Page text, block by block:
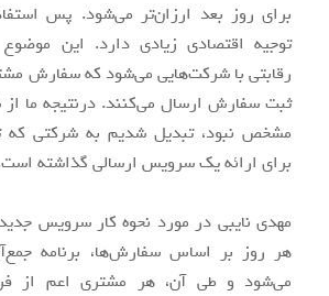
برای روز بعد ارزان‌تر می‌شود. پس
توجیه اقتصادی زیادی دارد. این
رقابتی با شرکت‌هایی می‌شود که سفارش
ثبت سفارش ارسال می‌کنند. درنتیجه ما
مشخص نبود، تبدیل شدیم به شرکتی که
برای ارائه یک سرویس ارسالی گذاشته
مهدی نایبی در مورد نحوه کار سرویس
هر روز بر اساس سفارش‌ها، برنامه
می‌شود و طی آن، هر مشتری اعم از